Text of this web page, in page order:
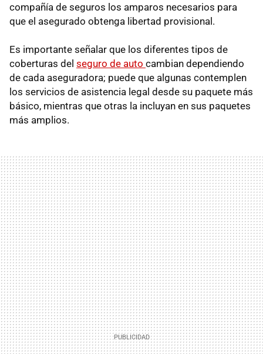
compañía de seguros los amparos necesarios para
que el asegurado obtenga libertad provisional.
Es importante señalar que los diferentes tipos de
coberturas del seguro de auto cambian dependiendo
de cada aseguradora; puede que algunas contemplen
los servicios de asistencia legal desde su paquete más
básico, mientras que otras la incluyan en sus paquetes
más amplios.